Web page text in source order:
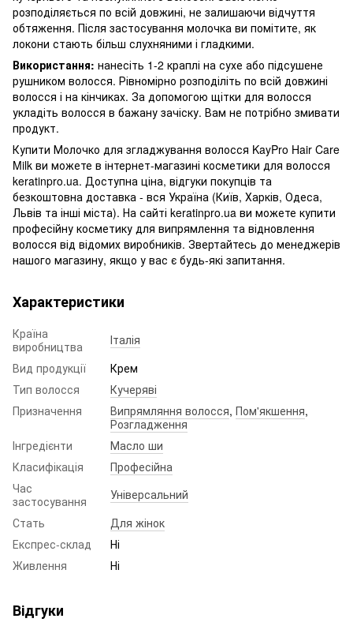
розподіляється по всій довжині, не залишаючи відчуття
обтяження. Після застосування молочка ви помітите, як
локони стають більш слухняними і гладкими.
Використання: нанесіть 1-2 краплі на сухе або підсушене
рушником волосся. Рівномірно розподіліть по всій довжині
волосся і на кінчиках. За допомогою щітки для волосся
укладіть волосся в бажану зачіску. Вам не потрібно змивати
продукт.
Купити Молочко для згладжування волосся KayPro Hair Care
Milk ви можете в інтернет-магазині косметики для волосся
keratinpro.ua. Доступна ціна, відгуки покупців та
безкоштовна доставка - вся Україна (Київ, Харків, Одеса,
Львів та інші міста). На сайті keratinpro.ua ви можете купити
професійну косметику для випрямлення та відновлення
волосся від відомих виробників. Звертайтесь до менеджерів
нашого магазину, якщо у вас є будь-які запитання.
Характеристики
Країна
виробництва
Італія
Вид продукції
Крем
Тип волосся
Кучеряві
Призначення
Випрямляння волосся, Пом'якшення,
Розгладження
Інгредієнти
Масло ши
Класифікація
Професійна
Час
застосування
Універсальний
Стать
Для жінок
Експрес-склад
Ні
Живлення
Ні
Відгуки